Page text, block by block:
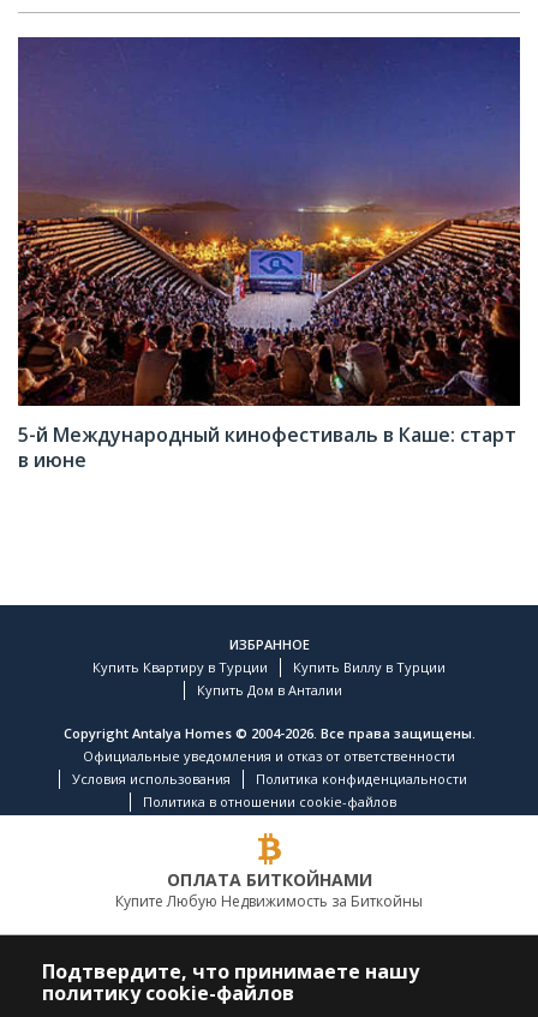
5-й Международный кинофестиваль в Каше: старт
в июне
ИЗБРАННОЕ
Купить Квартиру в Турции
Купить Виллу в Турции
Купить Дом в Анталии
Copyright Antalya Homes © 2004-2026. Все права защищены.
Официальные уведомления и отказ от ответственности
Условия использования
Политика конфиденциальности
Политика в отношении cookie-файлов
ОПЛАТА БИТКОЙНАМИ
Купите Любую Недвижимость за Биткойны
ПОЗВОНИТЕ НАМ
Подтвердите, что принимаете нашу
политику cookie-файлов